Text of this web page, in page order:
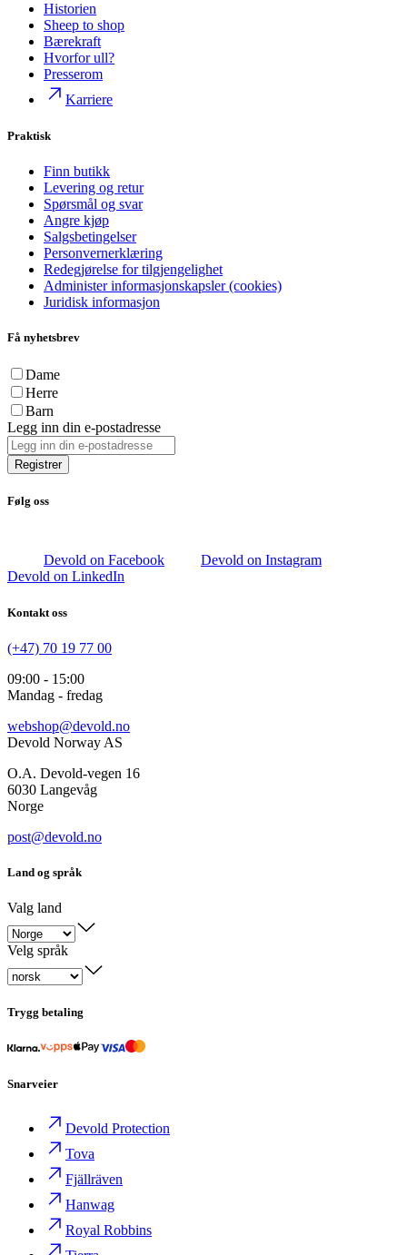
Historien
Sheep to shop
Bærekraft
Hvorfor ull?
Presserom
Karriere
Praktisk
Finn butikk
Levering og retur
Spørsmål og svar
Angre kjøp
Salgsbetingelser
Personvernerklæring
Redegjørelse for tilgjengelighet
Administer informasjonskapsler (cookies)
Juridisk informasjon
Få nyhetsbrev
Dame
Herre
Barn
Legg inn din e-postadresse
Registrer
Følg oss
Devold on Facebook
Devold on Instagram
Devold on LinkedIn
Kontakt oss
(+47) 70 19 77 00
09:00 - 15:00
Mandag - fredag
webshop@devold.no
Devold Norway AS
O.A. Devold-vegen 16
6030 Langevåg
Norge
post@devold.no
Land og språk
Valg land
Velg språk
Trygg betaling
Snarveier
Devold Protection
Tova
Fjällräven
Hanwag
Royal Robbins